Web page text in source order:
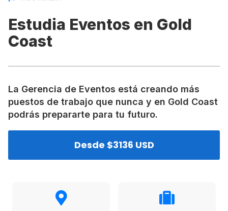
Lo último sobre intercambios
Los países que más innovan en el campo
Romina Guzman
Reino Unido
Suecia
Asia
China
Corea del Sur
Australia
VER TODAS LAS EXPERIENCIAS
newsletter
Estudia Eventos en Gold
Coast
La Gerencia de Eventos está creando más
puestos de trabajo que nunca y en Gold Coast
podrás prepararte para tu futuro.
Desde $3136 USD